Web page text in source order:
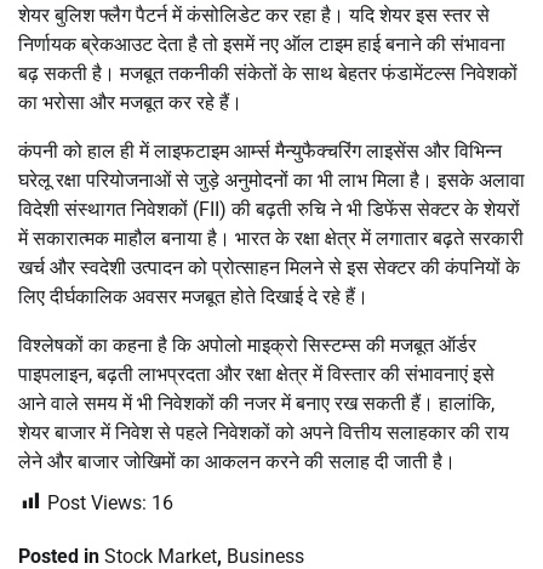
शेयर बुलिश फ्लैग पैटर्न में कंसोलिडेट कर रहा है। यदि शेयर इस स्तर से
निर्णायक ब्रेकआउट देता है तो इसमें नए ऑल टाइम हाई बनाने की संभावना
बढ़ सकती है। मजबूत तकनीकी संकेतों के साथ बेहतर फंडामेंटल्स निवेशकों
का भरोसा और मजबूत कर रहे हैं।
कंपनी को हाल ही में लाइफटाइम आर्म्स मैन्युफैक्चरिंग लाइसेंस और विभिन्न
घरेलू रक्षा परियोजनाओं से जुड़े अनुमोदनों का भी लाभ मिला है। इसके अलावा
विदेशी संस्थागत निवेशकों (FII) की बढ़ती रुचि ने भी डिफेंस सेक्टर के शेयरों
में सकारात्मक माहौल बनाया है। भारत के रक्षा क्षेत्र में लगातार बढ़ते सरकारी
खर्च और स्वदेशी उत्पादन को प्रोत्साहन मिलने से इस सेक्टर की कंपनियों के
लिए दीर्घकालिक अवसर मजबूत होते दिखाई दे रहे हैं।
विश्लेषकों का कहना है कि अपोलो माइक्रो सिस्टम्स की मजबूत ऑर्डर
पाइपलाइन, बढ़ती लाभप्रदता और रक्षा क्षेत्र में विस्तार की संभावनाएं इसे
आने वाले समय में भी निवेशकों की नजर में बनाए रख सकती हैं। हालांकि,
शेयर बाजार में निवेश से पहले निवेशकों को अपने वित्तीय सलाहकार की राय
लेने और बाजार जोखिमों का आकलन करने की सलाह दी जाती है।
Post Views: 16
Posted in Stock Market, Business